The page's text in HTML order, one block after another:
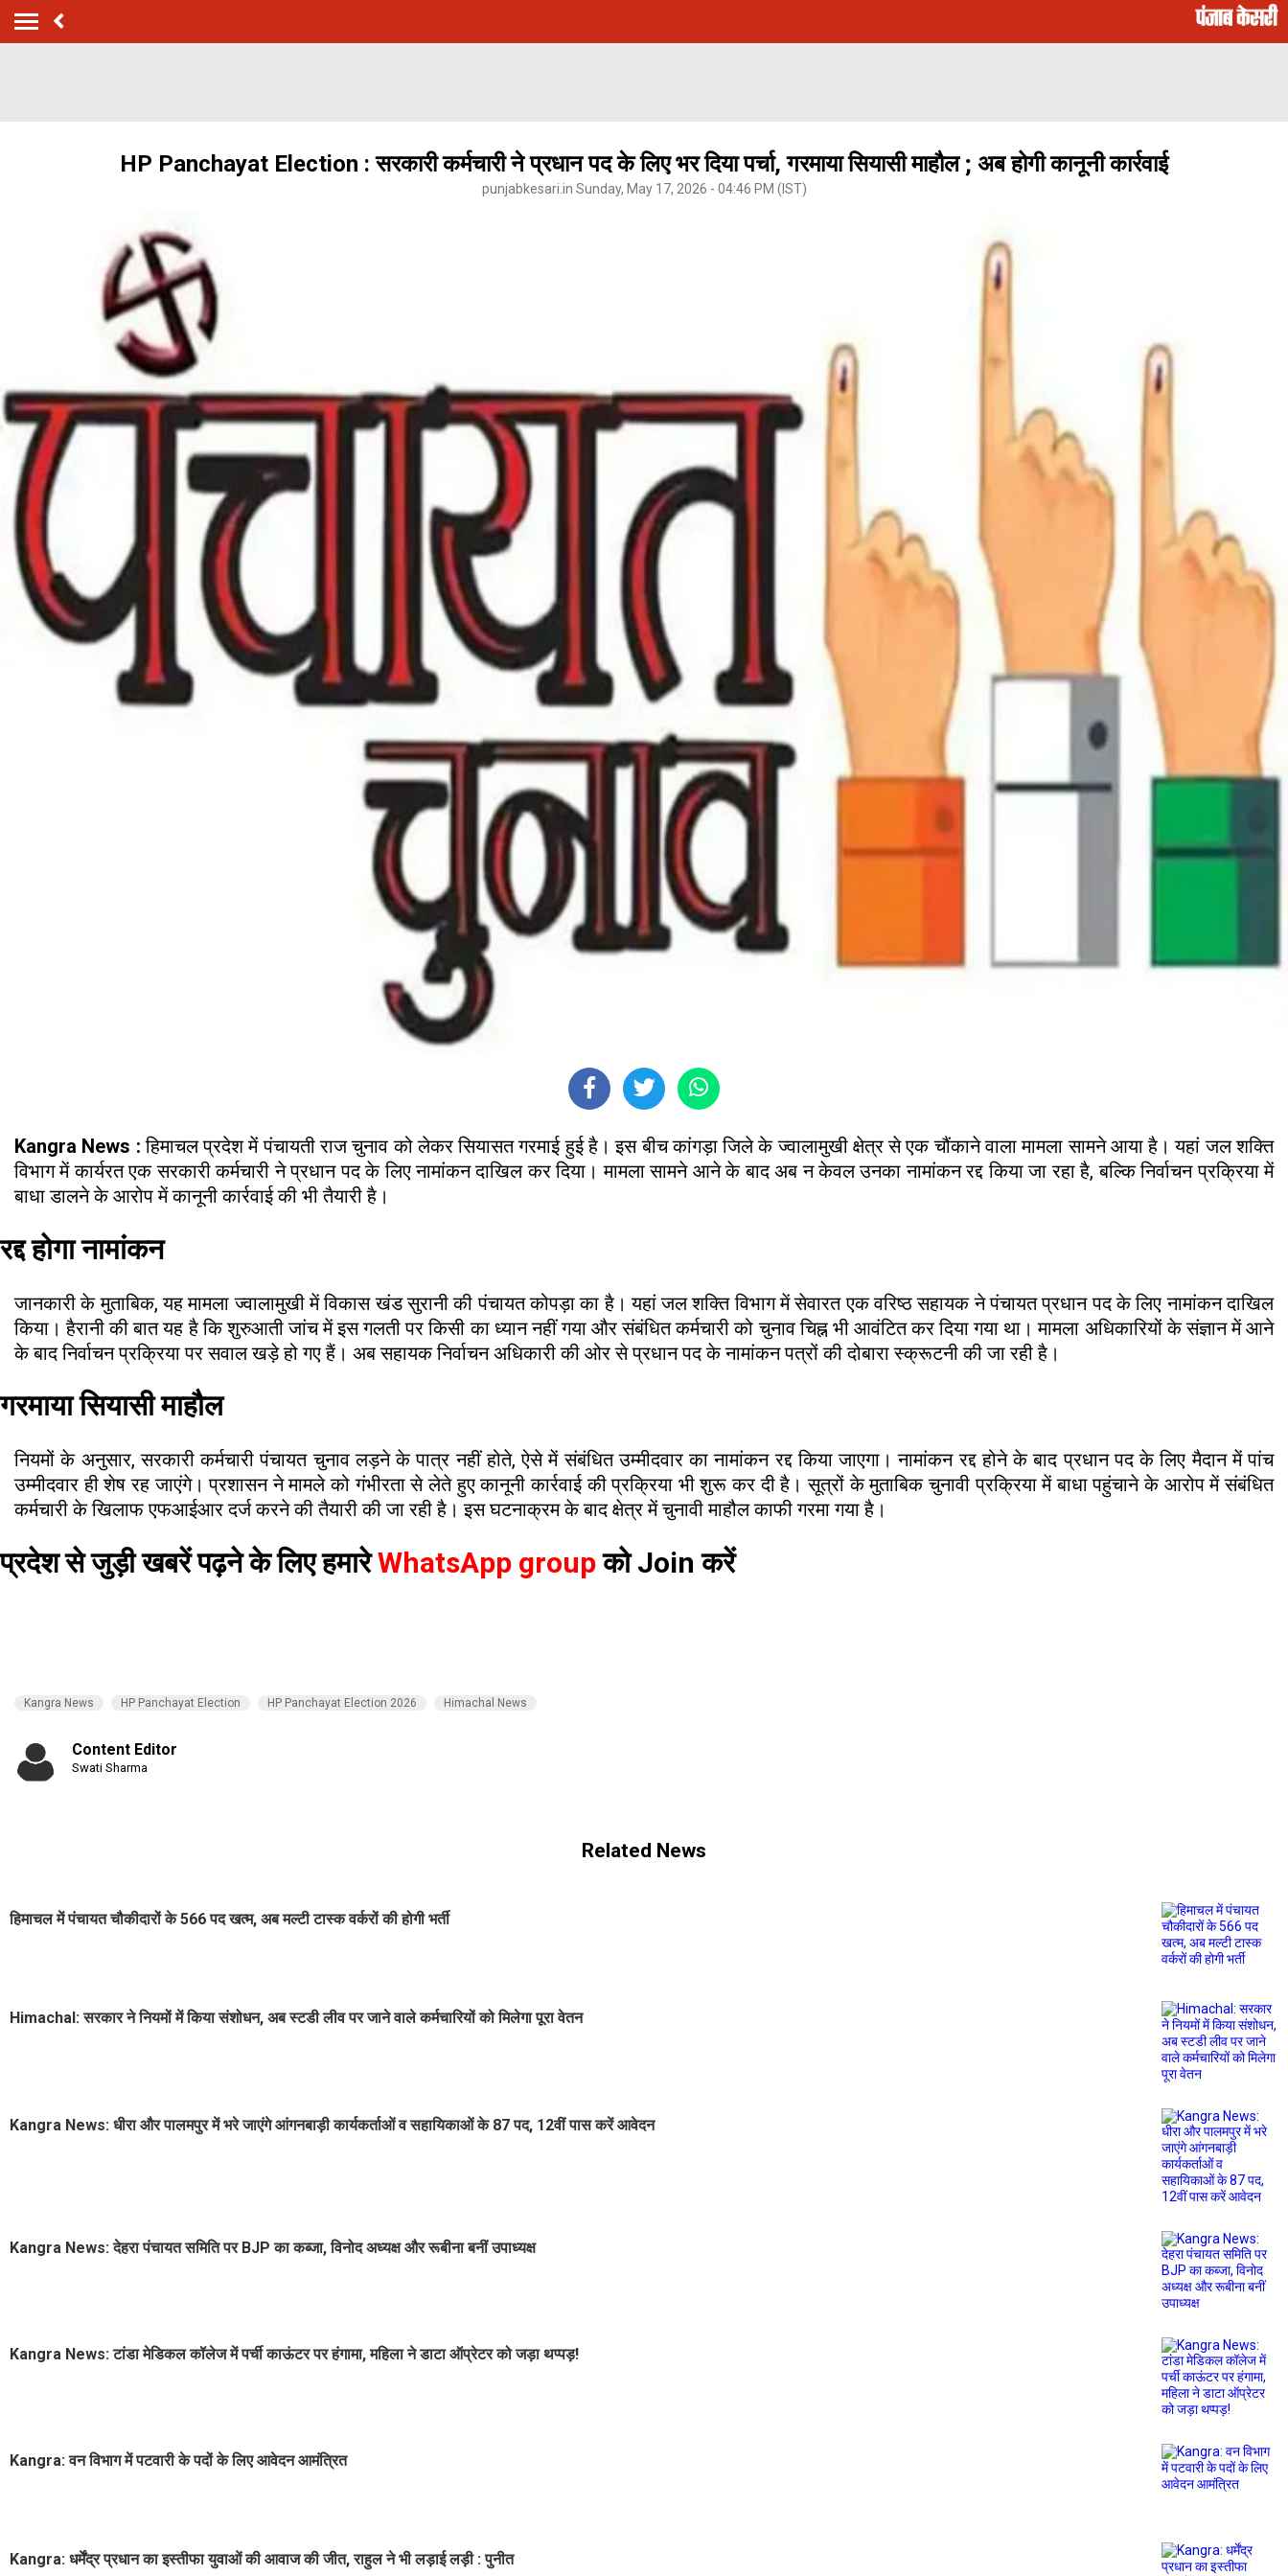
HP Panchayat Election : सरकारी कर्मचारी ने प्रधान पद के लिए भर दिया पर्चा, गरमाया सियासी माहौल ; अब होगी कानूनी कार्रवाई
punjabkesari.in Sunday, May 17, 2026 - 04:46 PM (IST)
Kangra News : हिमाचल प्रदेश में पंचायती राज चुनाव को लेकर सियासत गरमाई हुई है। इस बीच कांगड़ा जिले के ज्वालामुखी क्षेत्र से एक चौंकाने वाला मामला सामने आया है। यहां जल शक्ति
विभाग में कार्यरत एक सरकारी कर्मचारी ने प्रधान पद के लिए नामांकन दाखिल कर दिया। मामला सामने आने के बाद अब न केवल उनका नामांकन रद्द किया जा रहा है, बल्कि निर्वाचन प्रक्रिया में
बाधा डालने के आरोप में कानूनी कार्रवाई की भी तैयारी है।
रद्द होगा नामांकन
जानकारी के मुताबिक, यह मामला ज्वालामुखी में विकास खंड सुरानी की पंचायत कोपड़ा का है। यहां जल शक्ति विभाग में सेवारत एक वरिष्ठ सहायक ने पंचायत प्रधान पद के लिए नामांकन दाखिल
किया। हैरानी की बात यह है कि शुरुआती जांच में इस गलती पर किसी का ध्यान नहीं गया और संबंधित कर्मचारी को चुनाव चिह्न भी आवंटित कर दिया गया था। मामला अधिकारियों के संज्ञान में आने
के बाद निर्वाचन प्रक्रिया पर सवाल खड़े हो गए हैं। अब सहायक निर्वाचन अधिकारी की ओर से प्रधान पद के नामांकन पत्रों की दोबारा स्क्रूटनी की जा रही है।
गरमाया सियासी माहौल
नियमों के अनुसार, सरकारी कर्मचारी पंचायत चुनाव लड़ने के पात्र नहीं होते, ऐसे में संबंधित उम्मीदवार का नामांकन रद्द किया जाएगा। नामांकन रद्द होने के बाद प्रधान पद के लिए मैदान में पांच
उम्मीदवार ही शेष रह जाएंगे। प्रशासन ने मामले को गंभीरता से लेते हुए कानूनी कार्रवाई की प्रक्रिया भी शुरू कर दी है। सूत्रों के मुताबिक चुनावी प्रक्रिया में बाधा पहुंचाने के आरोप में संबंधित
कर्मचारी के खिलाफ एफआईआर दर्ज करने की तैयारी की जा रही है। इस घटनाक्रम के बाद क्षेत्र में चुनावी माहौल काफी गरमा गया है।
प्रदेश से जुड़ी खबरें पढ़ने के लिए हमारेWhatsApp groupको Join करें
Kangra News HP Panchayat Election HP Panchayat Election 2026 Himachal News
Content Editor
Swati Sharma
Related News
हिमाचल में पंचायत चौकीदारों के 566 पद खत्म, अब मल्टी टास्क वर्करों की होगी भर्ती
Himachal: सरकार ने नियमों में किया संशोधन, अब स्टडी लीव पर जाने वाले कर्मचारियों को मिलेगा पूरा वेतन
Kangra News: धीरा और पालमपुर में भरे जाएंगे आंगनबाड़ी कार्यकर्ताओं व सहायिकाओं के 87 पद, 12वीं पास करें आवेदन
Kangra News: देहरा पंचायत समिति पर BJP का कब्जा, विनोद अध्यक्ष और रूबीना बनीं उपाध्यक्ष
Kangra News: टांडा मेडिकल कॉलेज में पर्ची काऊंटर पर हंगामा, महिला ने डाटा ऑप्रेटर को जड़ा थप्पड़!
Kangra: वन विभाग में पटवारी के पदों के लिए आवेदन आमंत्रित
Kangra: धर्मेंद्र प्रधान का इस्तीफा युवाओं की आवाज की जीत, राहुल ने भी लड़ाई लड़ी : पुनीत